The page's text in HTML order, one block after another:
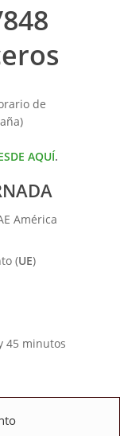
de
AQUÍ.
América
(UE)
45 minutos